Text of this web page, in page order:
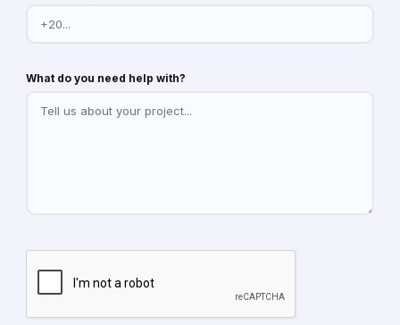
What do you need help with?